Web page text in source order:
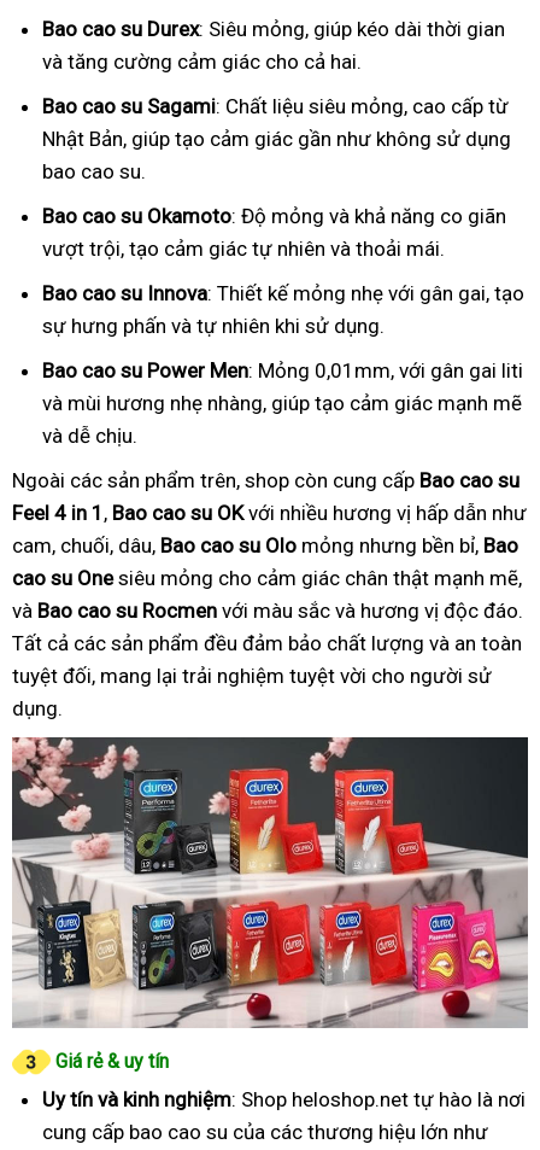
Bao cao su Durex: Siêu mỏng, giúp kéo dài thời gian
và tăng cường cảm giác cho cả hai.
Bao cao su Sagami: Chất liệu siêu mỏng, cao cấp từ
Nhật Bản, giúp tạo cảm giác gần như không sử dụng
bao cao su.
Bao cao su Okamoto: Độ mỏng và khả năng co giãn
vượt trội, tạo cảm giác tự nhiên và thoải mái.
Bao cao su Innova: Thiết kế mỏng nhẹ với gân gai, tạo
sự hưng phấn và tự nhiên khi sử dụng.
Bao cao su Power Men: Mỏng 0,01mm, với gân gai liti
và mùi hương nhẹ nhàng, giúp tạo cảm giác mạnh mẽ
và dễ chịu.
Ngoài các sản phẩm trên, shop còn cung cấp Bao cao su
Feel 4 in 1 , Bao cao su OKvới nhiều hương vị hấp dẫn như
cam, chuối, dâu, Bao cao su Olo mỏng nhưng bền bỉ, Bao
cao su Onesiêu mỏng cho cảm giác chân thật mạnh mẽ,
và Bao cao su Rocmen với màu sắc và hương vị độc đáo.
Tất cả các sản phẩm đều đảm bảo chất lượng và an toàn
tuyệt đối, mang lại trải nghiệm tuyệt vời cho người sử
dụng.
Giá rẻ & uy tín
Uy tín và kinh nghiệm: Shop heloshop.net tự hào là nơi
cung cấp bao cao su của các thương hiệu lớn như